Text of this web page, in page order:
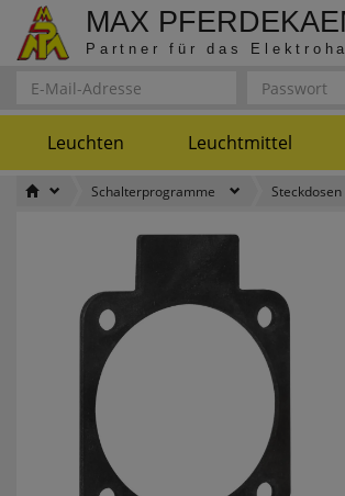
MAX
Partner für das
Leuchten Leuchtmittel
Schalterprogramme